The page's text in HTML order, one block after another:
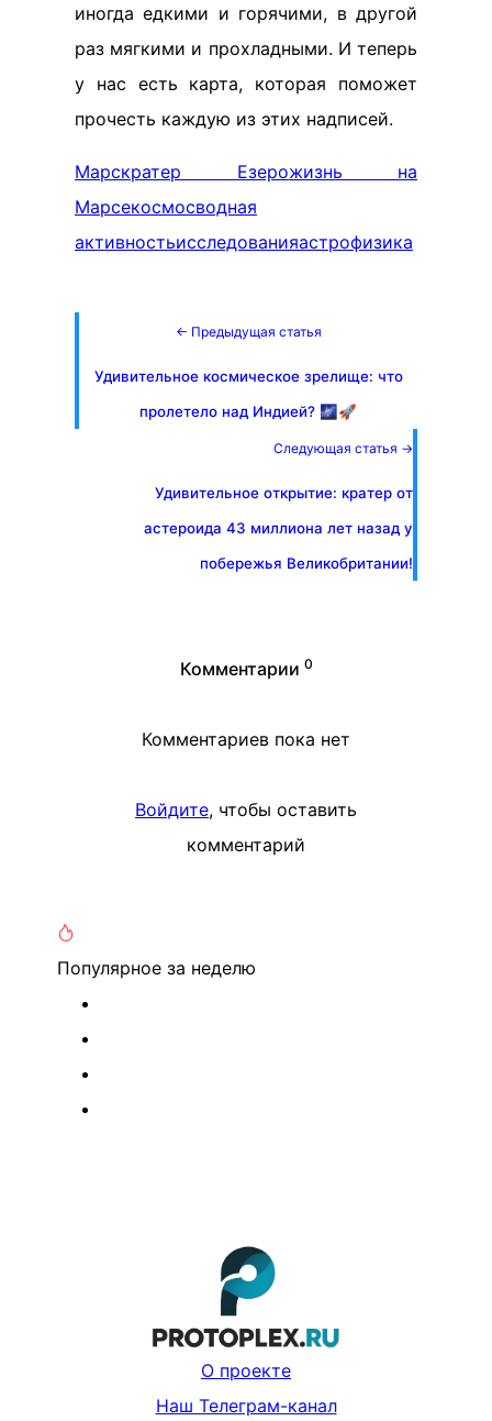
иногда едкими и горячими, в другой
раз мягкими и прохладными. И теперь
у нас есть карта, которая поможет
прочесть каждую из этих надписей.
Марскратер Езерожизнь на
Марсекосмосводная
активностьисследованияастрофизика
← Предыдущая статья
Удивительное космическое зрелище: что
пролетело над Индией? 🌌🚀
Следующая статья →
Удивительное открытие: кратер от
астероида 43 миллиона лет назад у
побережья Великобритании!
Комментарии 0
Комментариев пока нет
Войдите, чтобы оставить
комментарий
Популярное за неделю
О проекте
Наш Телеграм-канал